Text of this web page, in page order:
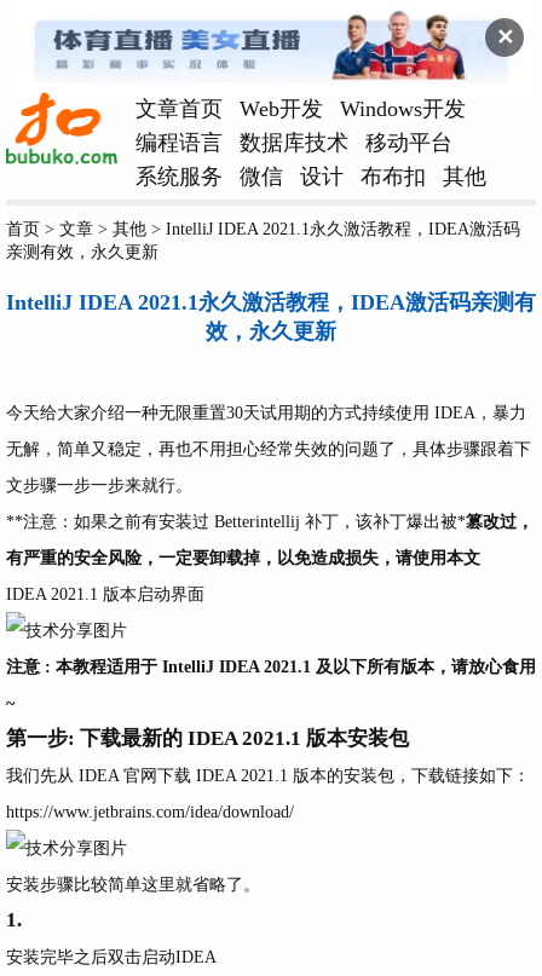
✕
文章首页 Web开发
Windows开发
编程语言
数据库技术
移动平台
系统服务
微信 设计 布布扣 其他
首页 > 文章 > 其他 > IntelliJ IDEA 2021.1永久激活教程，IDEA激活码
亲测有效，永久更新
IntelliJ IDEA 2021.1永久激活教程，IDEA激活码亲测有
效，永久更新
今天给大家介绍一种无限重置30天试用期的方式持续使用 IDEA，暴力
无解，简单又稳定，再也不用担心经常失效的问题了，具体步骤跟着下
文步骤一步一步来就行。
**注意：如果之前有安装过 Betterintellij 补丁，该补丁爆出被*篡改过，
有严重的安全风险，一定要卸载掉，以免造成损失，请使用本文
IDEA 2021.1 版本启动界面
注意 : 本教程适用于 IntelliJ IDEA 2021.1 及以下所有版本，请放心食用
~
第一步: 下载最新的 IDEA 2021.1 版本安装包
我们先从 IDEA 官网下载 IDEA 2021.1 版本的安装包，下载链接如下：
https://www.jetbrains.com/idea/download/
安装步骤比较简单这里就省略了。
1.
安装完毕之后双击启动IDEA